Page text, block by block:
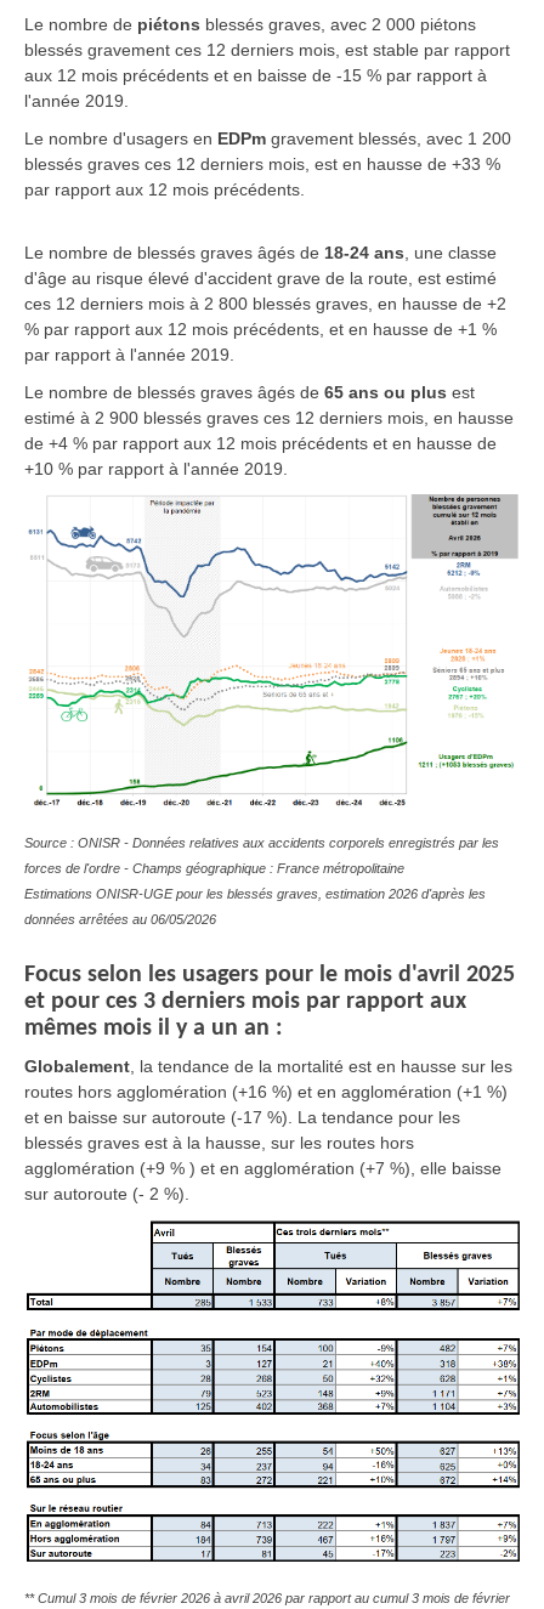
Le nombre de piétons blessés graves, avec 2 000 piétons
blessés gravement ces 12 derniers mois, est stable par rapport
aux 12 mois précédents et en baisse de -15 % par rapport à
l'année 2019.
Le nombre d'usagers en EDPm gravement blessés, avec 1 200
blessés graves ces 12 derniers mois, est en hausse de +33 %
par rapport aux 12 mois précédents.
Le nombre de blessés graves âgés de 18-24 ans , une classe
d'âge au risque élevé d'accident grave de la route, est estimé
ces 12 derniers mois à 2 800 blessés graves, en hausse de +2
% par rapport aux 12 mois précédents, et en hausse de +1 %
par rapport à l'année 2019.
Le nombre de blessés graves âgés de 65 ans ou plus est
estimé à 2 900 blessés graves ces 12 derniers mois, en hausse
de +4 % par rapport aux 12 mois précédents et en hausse de
+10 % par rapport à l'année 2019.
Source : ONISR - Données relatives aux accidents corporels enregistrés par les
forces de l'ordre - Champs géographique : France métropolitaine
Estimations ONISR-UGE pour les blessés graves, estimation 2026 d'après les
données arrêtées au 06/05/2026
Focus selon les usagers pour le mois d'avril 2025
et pour ces 3 derniers mois par rapport aux
mêmes mois il y a un an :
Globalement , la tendance de la mortalité est en hausse sur les
routes hors agglomération (+16 %) et en agglomération (+1 %)
et en baisse sur autoroute (-17 %). La tendance pour les
blessés graves est à la hausse, sur les routes hors
agglomération (+9 % ) et en agglomération (+7 %), elle baisse
sur autoroute (- 2 %).
** Cumul 3 mois de février 2026 à avril 2026 par rapport au cumul 3 mois de février